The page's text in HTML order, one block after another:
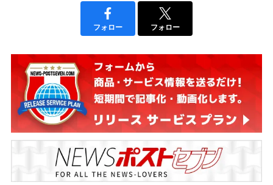
フォロー フォロー